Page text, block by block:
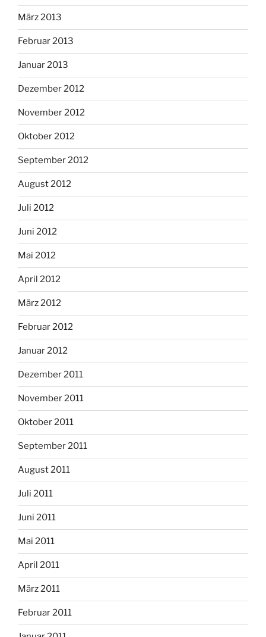
März 2013
Februar 2013
Januar 2013
Dezember 2012
November 2012
Oktober 2012
September 2012
August 2012
Juli 2012
Juni 2012
Mai 2012
April 2012
März 2012
Februar 2012
Januar 2012
Dezember 2011
November 2011
Oktober 2011
September 2011
August 2011
Juli 2011
Juni 2011
Mai 2011
April 2011
März 2011
Februar 2011